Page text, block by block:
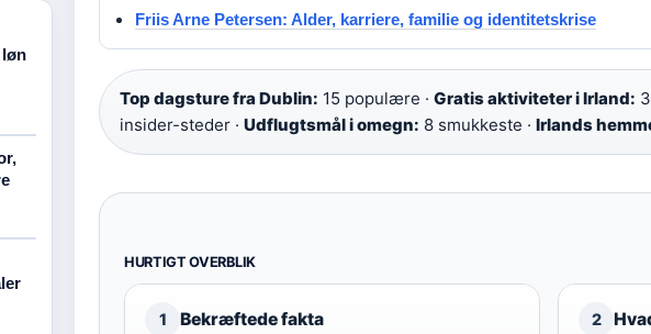
Friis Arne Petersen: Alder, karriere, familie og identitetskrise
Top dagsture fra Dublin: 15 populære · Gratis aktiviteter i Irland:
insider-steder · Udflugtsmål i omegn: 8 smukkeste · Irlands
HURTIGT OVERBLIK
1 Bekræftede fakta 2